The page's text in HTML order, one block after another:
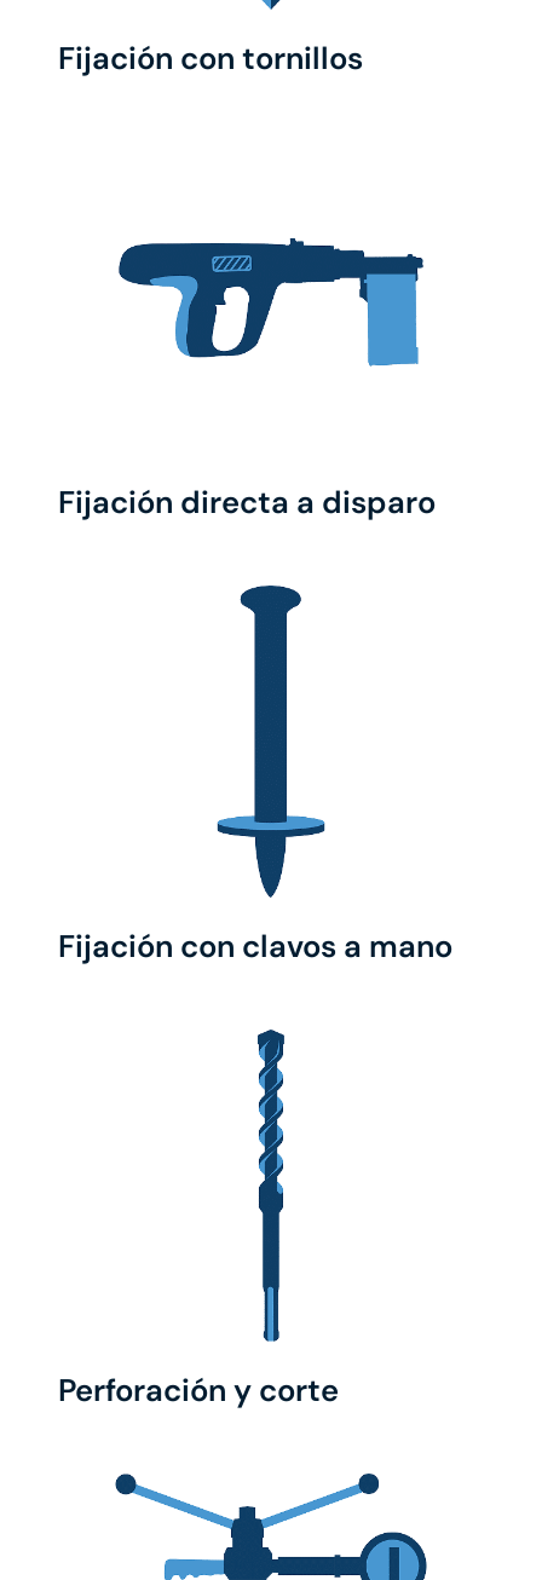
Fijación con tornillos
Fijación directa a disparo
Fijación con clavos a mano
Perforación y corte